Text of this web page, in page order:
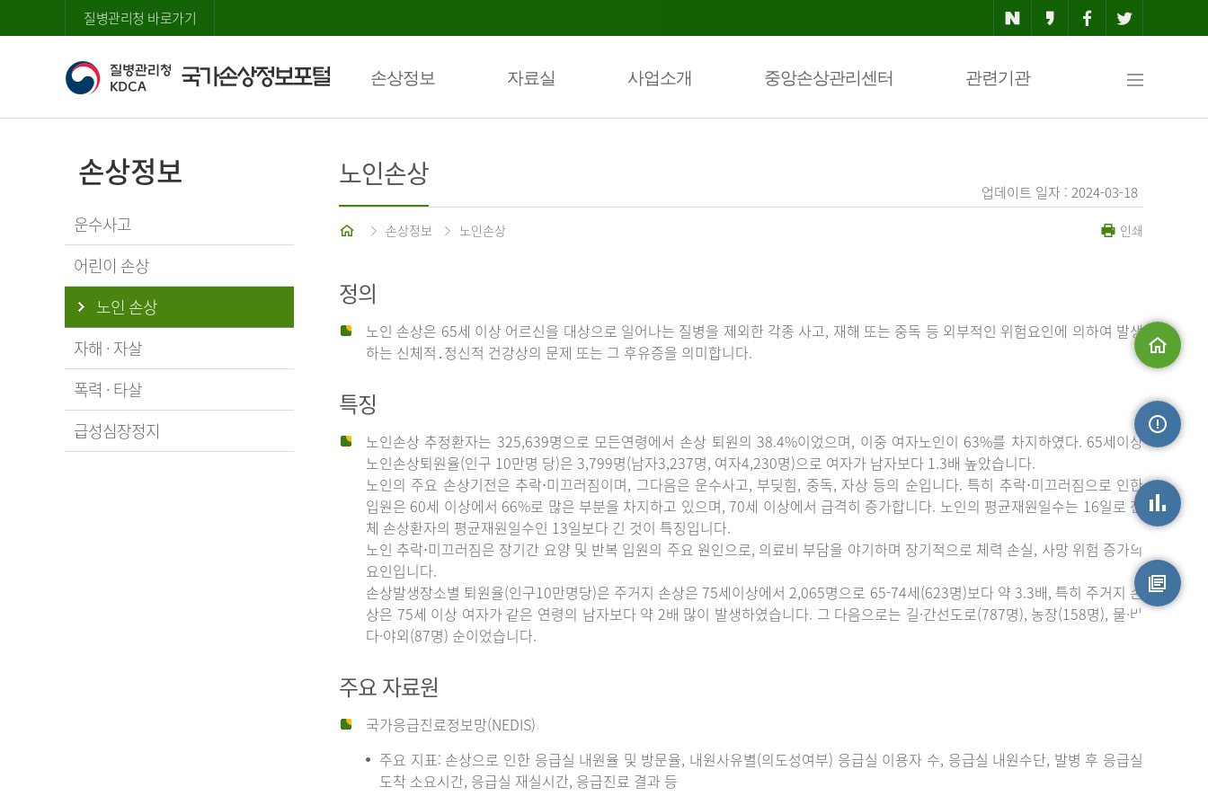
질병관리청 바로가기
손상정보 자료실 사업소개 중앙손상관리센터 관련기관
맵
손상정보
운수사고
어린이 손상
노인 손상
자해 · 자살
폭력 · 타살
급성심장정지
업데이트 일자 : 2024-03-18
노인손상
홈 손상정보 노인손상 인쇄
정의
노인 손상은 65세 이상 어르신을 대상으로 일어나는 질병을 제외한 각종 사고, 재해 또는 중독 등 외부적인 위험요인에 의하여 발생
하는 신체적․정신적 건강상의 문제 또는 그 후유증을 의미합니다.
특징
노인손상 추정환자는 325,639명으로 모든연령에서 손상 퇴원의 38.4%이었으며, 이중 여자노인이 63%를 차지하였다. 65세이상
노인손상퇴원율(인구 10만명 당)은 3,799명(남자3,237명, 여자4,230명)으로 여자가 남자보다 1.3배 높았습니다.
노인의 주요 손상기전은 추락⋅미끄러짐이며, 그다음은 운수사고, 부딪힘, 중독, 자상 등의 순입니다. 특히 추락⋅미끄러짐으로 인한
입원은 60세 이상에서 66%로 많은 부분을 차지하고 있으며, 70세 이상에서 급격히 증가합니다. 노인의 평균재원일수는 16일로 전
체 손상환자의 평균재원일수인 13일보다 긴 것이 특징입니다.
노인 추락⋅미끄러짐은 장기간 요양 및 반복 입원의 주요 원인으로, 의료비 부담을 야기하며 장기적으로 체력 손실, 사망 위험 증가의
요인입니다.
손상발생장소별 퇴원율(인구10만명당)은 주거지 손상은 75세이상에서 2,065명으로 65-74세(623명)보다 약 3.3배, 특히 주거지 손
상은 75세 이상 여자가 같은 연령의 남자보다 약 2배 많이 발생하였습니다. 그 다음으로는 길·간선도로(787명), 농장(158명), 물·바
다·야외(87명) 순이었습니다.
주요 자료원
국가응급진료정보망(NEDIS)
주요 지표: 손상으로 인한 응급실 내원율 및 방문율, 내원사유별(의도성여부) 응급실 이용자 수, 응급실 내원수단, 발병 후 응급실
도착 소요시간, 응급실 재실시간, 응급진료 결과 등
원시자료